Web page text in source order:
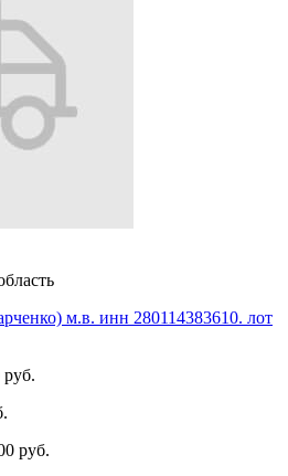
м.в. инн 280114383610. лот
руб.
руб.